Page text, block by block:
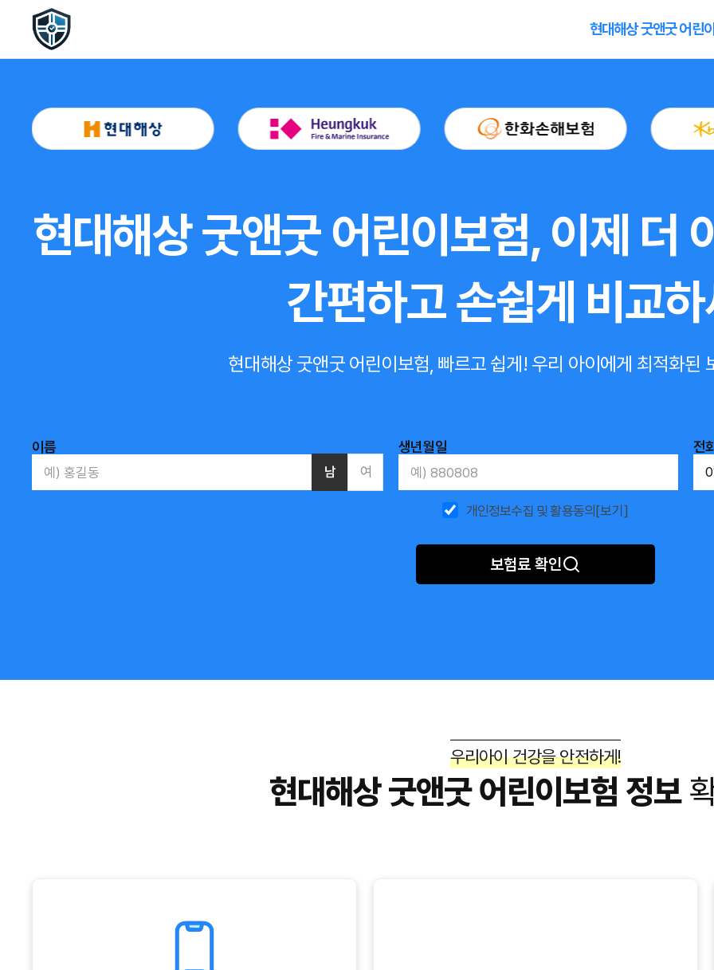
현대해상 굿앤굿 어린
현대해상 굿앤굿 어린이보험, 이제 더
간편하고 손쉽게 비교
현대해상 굿앤굿 어린이보험, 빠르고 쉽게! 우리 아이에게 최적화된
이름
남 여
생년월일 전
개인정보수집 및 활용동의 [보기]
보험료 확인
우리아이 건강을 안전하게!
현대해상 굿앤굿 어린이보험 정보